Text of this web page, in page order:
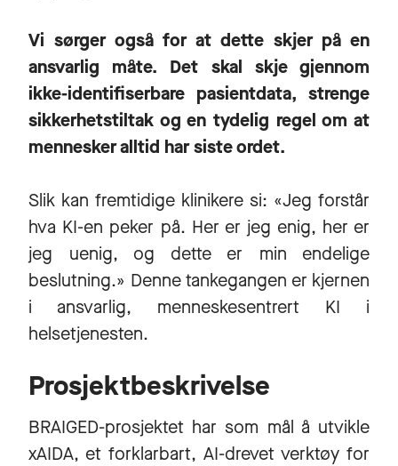
Vi sørger også for at dette skjer på en
ansvarlig måte. Det skal skje gjennom
ikke-identifiserbare pasientdata, strenge
sikkerhetstiltak og en tydelig regel om at
mennesker alltid har siste ordet.
Slik kan fremtidige klinikere si: «Jeg forstår
hva KI-en peker på. Her er jeg enig, her er
jeg uenig, og dette er min endelige
beslutning.» Denne tankegangen er kjernen
i ansvarlig, menneskesentrert KI i
helsetjenesten.
Prosjektbeskrivelse
BRAIGED-prosjektet har som mål å utvikle
xAIDA, et forklarbart, AI-drevet verktøy for